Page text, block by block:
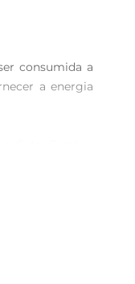
consumida a
a energia
físicas quanto
ou passeios,